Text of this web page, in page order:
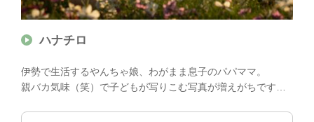
ハナチロ
伊勢で生活するやんちゃ娘、わがまま息子のパパママ。
親バカ気味（笑）で子どもが写りこむ写真が増えがちです